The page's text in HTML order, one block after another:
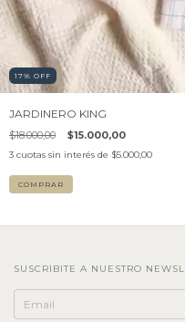
17% OFF
JARDINERO KING
$18.000,00 $15.000,00
3 cuotas sin interés de $5.000,00
COMPRAR
SUSCRIBITE A NUESTRO